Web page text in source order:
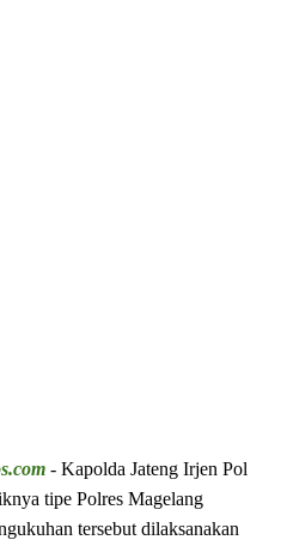
- Kapolda Jateng Irjen Pol
tipe Polres Magelang
tersebut dilaksanakan